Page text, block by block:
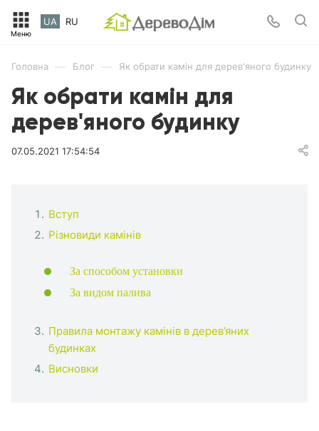
UA RU
Головна — Блог — Як обрати камін для дерев'яного будинку
Як обрати камін для
дерев'яного будинку
07.05.2021 17:54:54
Вступ
Різновиди камінів
За способом установки
За видом палива
Правила монтажу камінів в дерев’яних
будинках
Висновки